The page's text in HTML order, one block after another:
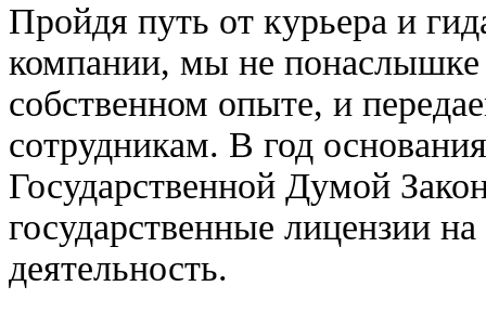
Пройдя путь от курьера и
компании, мы не понаслышке
собственном опыте, и
сотрудникам. В год
Государственной Думой
государственные лицензии
деятельность.